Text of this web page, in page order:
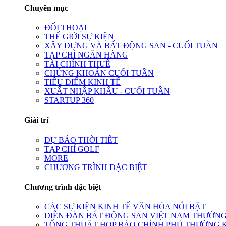
Chuyên mục
ĐỐI THOẠI
THẾ GIỚI SỰ KIỆN
XÂY DỰNG VÀ BẤT ĐỘNG SẢN - CUỐI TUẦN
TẠP CHÍ NGÂN HÀNG
TÀI CHÍNH THUẾ
CHỨNG KHOÁN CUỐI TUẦN
TIÊU ĐIỂM KINH TẾ
XUẤT NHẬP KHẨU - CUỐI TUẦN
STARTUP 360
Giải trí
DỰ BÁO THỜI TIẾT
TẠP CHÍ GOLF
MORE
CHƯƠNG TRÌNH ĐẶC BIỆT
Chương trình đặc biệt
CÁC SỰ KIỆN KINH TẾ VĂN HÓA NỔI BẬT
DIỄN ĐÀN BẤT ĐỘNG SẢN VIỆT NAM